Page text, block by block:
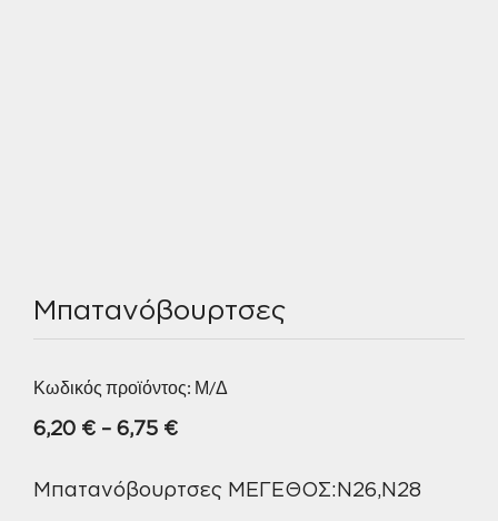
Μπατανόβουρτσες
Κωδικός προϊόντος: Μ/Δ
6,20 € – 6,75 €Price
6,20 €
Μπατανόβουρτσες ΜΕΓΕΘΟΣ:Ν26,Ν28